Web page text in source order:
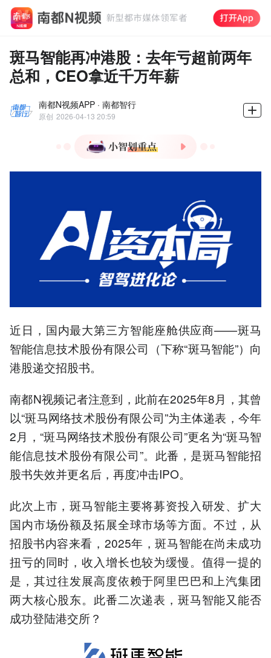
斑马智能再冲港股：去年亏超前两年
总和，CEO拿近千万年薪
南都N视频APP · 南都智行
原创 2026-04-13 20:59
2.2025年亏损18.96亿元，主
要因18.41亿元无形资产减
值损失。
3.核心业务收入占比下滑，
车载平台服务成增长主力。
4.高管薪酬逆势飙升，CEO
5.高度依赖阿里和上汽，客
以上内容由AI大模型生成，仅供
参考
近日，国内最大第三方智能座舱供应商——斑马
智能信息技术股份有限公司（下称“斑马智能”）向
港股递交招股书。
南都N视频记者注意到，此前在2025年8月，其曾
以“斑马网络技术股份有限公司”为主体递表，今年
2月，“斑马网络技术股份有限公司”更名为“斑马智
能信息技术股份有限公司”。此番，是斑马智能招
股书失效并更名后，再度冲击IPO。
此次上市，斑马智能主要将募资投入研发、扩大
国内市场份额及拓展全球市场等方面。不过，从
招股书内容来看，2025年，斑马智能在尚未成功
扭亏的同时，收入增长也较为缓慢。值得一提的
是，其过往发展高度依赖于阿里巴巴和上汽集团
两大核心股东。此番二次递表，斑马智能又能否
成功登陆港交所？